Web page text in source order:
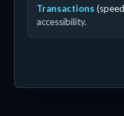
Transactions
accessibility.